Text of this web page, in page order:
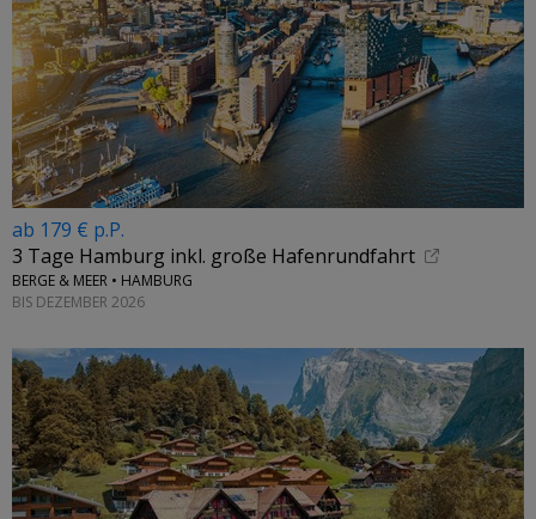
ab 179 € p.P.
3 Tage Hamburg inkl. große Hafenrundfahrt
BERGE & MEER • HAMBURG
BIS DEZEMBER 2026
←